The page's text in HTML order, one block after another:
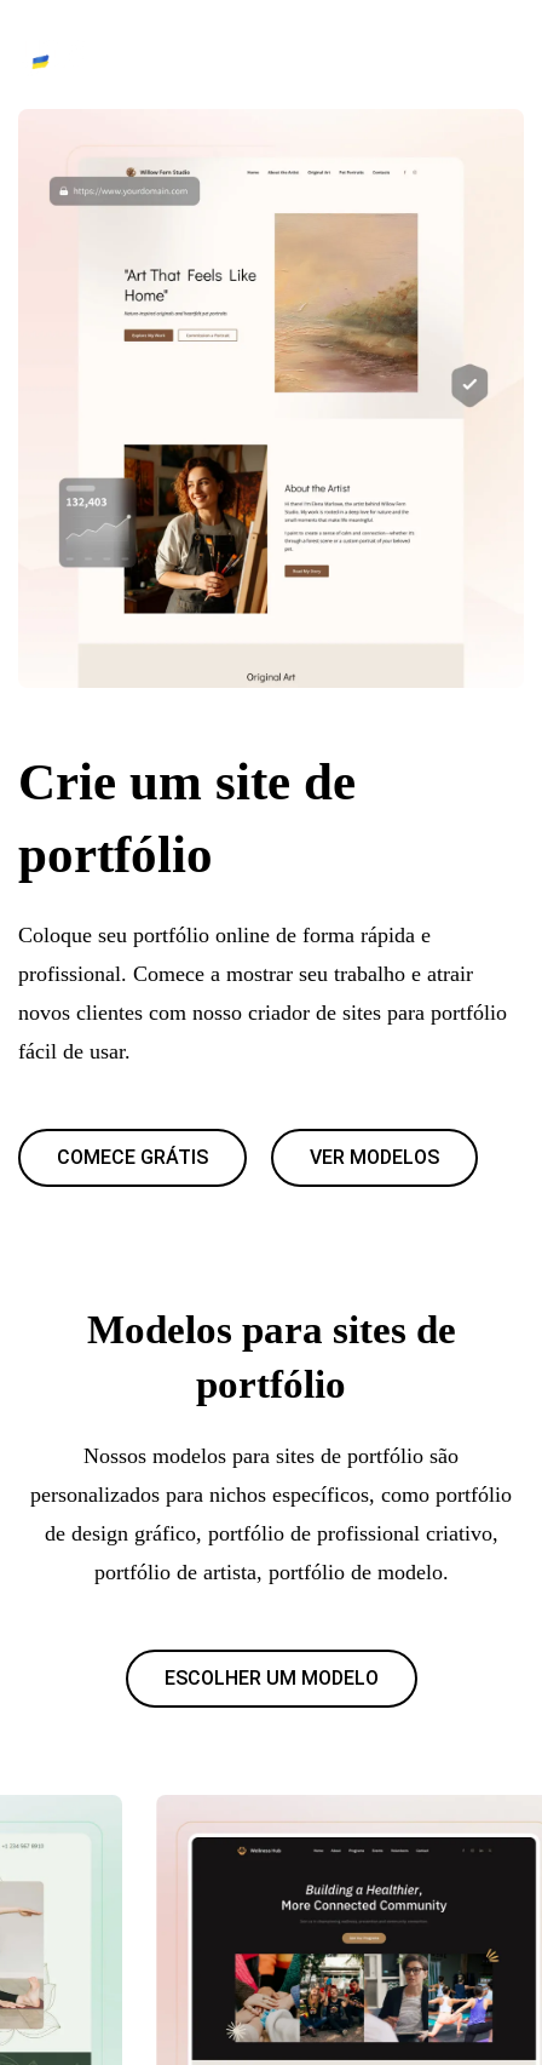
Crie um site de
portfólio
Coloque seu portfólio online de forma rápida e
profissional. Comece a mostrar seu trabalho e atrair
novos clientes com nosso criador de sites para portfólio
fácil de usar.
COMECE GRÁTIS VER MODELOS
Modelos para sites de
portfólio
Nossos modelos para sites de portfólio são
personalizados para nichos específicos, como portfólio
de design gráfico, portfólio de profissional criativo,
portfólio de artista, portfólio de modelo.
ESCOLHER UM MODELO